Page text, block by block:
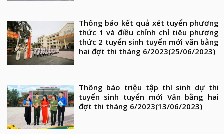
Thông báo kết quả xét tuyển phương
thức 1 và điều chỉnh chỉ tiêu phương
thức 2 tuyển sinh tuyển mới văn bằng
hai đợt thi tháng 6/2023(25/06/2023)
Thông báo triệu tập thí sinh dự thi
tuyển sinh tuyển mới Văn bằng hai
đợt thi tháng 6/2023(13/06/2023)